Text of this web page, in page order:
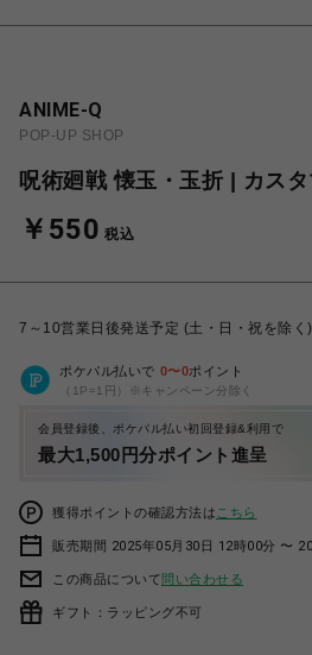
ANIME-Q
POP-UP SHOP
呪術廻戦 懐玉・玉折 | カス
￥550 税込
7～10営業日後発送予定 (土・日・祝を除く)
ポケパル払いで 0〜0ポイント
（1P=1円）※キャンペーン分除く
会員登録後、ポケパル払い初回登録&利用で
最大1,500円分ポイント進呈
獲得ポイントの確認方法は こちら
販売期間 2025年05月30日 12時00分 〜
この商品について問い合わせる
ギフト：ラッピング不可